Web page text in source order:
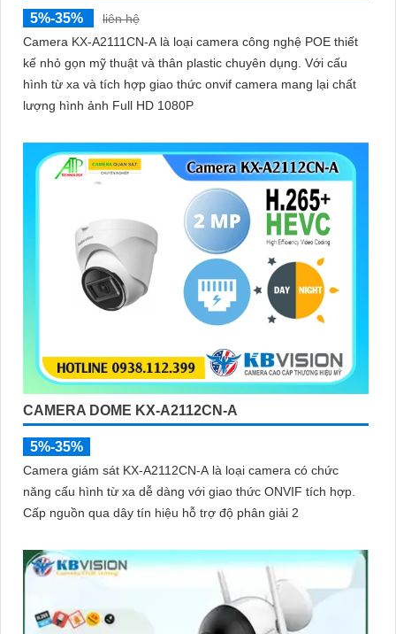
5%-35%
liên hệ
Camera KX-A2111CN-A là loại camera công nghệ POE thiết
kế nhỏ gọn mỹ thuật và thân plastic chuyên dụng. Với cấu
hình từ xa và tích hợp giao thức onvif camera mang lại chất
lượng hình ảnh Full HD 1080P
CAMERA DOME KX-A2112CN-A
5%-35%
Camera giám sát KX-A2112CN-A là loại camera có chức
năng cấu hình từ xa dễ dàng với giao thức ONVIF tích hợp.
Cấp nguồn qua dây tín hiệu hỗ trợ độ phân giải 2